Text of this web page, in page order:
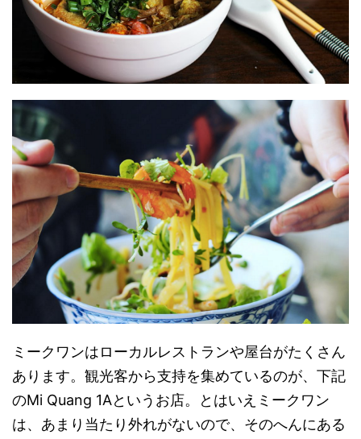
ミークワンはローカルレストランや屋台がたくさん
あります。観光客から支持を集めているのが、下記
のMi Quang 1Aというお店。とはいえミークワン
は、あまり当たり外れがないので、そのへんにある